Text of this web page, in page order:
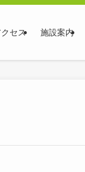
クセス 施設案内